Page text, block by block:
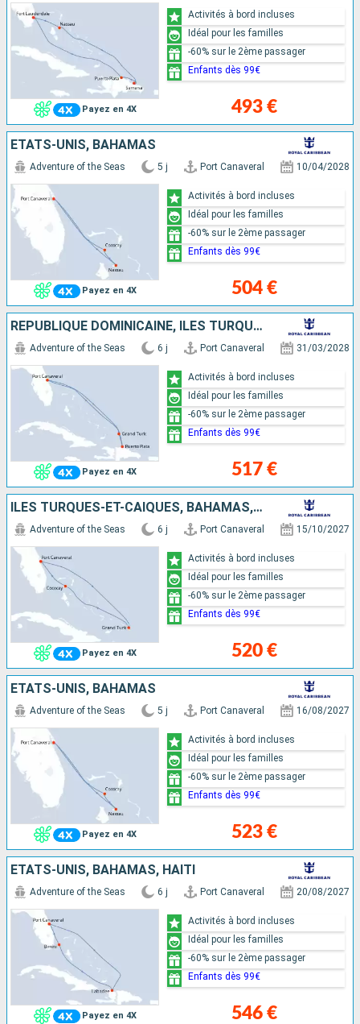
Payez en 4X 493 €
Activités à bord incluses
Idéal pour les familles
-60% sur le 2ème passager
Enfants dès 99€
ÉTATS-UNIS, BAHAMAS
Payez en 4X
Adventure of the Seas 5 j Port Canaveral 10/04/2028
504 €
Activités à bord incluses
Idéal pour les familles
-60% sur le 2ème passager
Enfants dès 99€
RÉPUBLIQUE DOMINICAINE, ÎLES TURQUES-ET-CAÏQUES, ÉTATS-UNIS
Payez en 4X
Adventure of the Seas 6 j Port Canaveral 31/03/2028
517 €
Activités à bord incluses
Idéal pour les familles
-60% sur le 2ème passager
Enfants dès 99€
ÎLES TURQUES-ET-CAÏQUES, BAHAMAS, ÉTATS-UNIS
Payez en 4X
Adventure of the Seas 6 j Port Canaveral 15/10/2027
520 €
Activités à bord incluses
Idéal pour les familles
-60% sur le 2ème passager
Enfants dès 99€
ÉTATS-UNIS, BAHAMAS
Payez en 4X
Adventure of the Seas 5 j Port Canaveral 16/08/2027
523 €
Activités à bord incluses
Idéal pour les familles
-60% sur le 2ème passager
Enfants dès 99€
ÉTATS-UNIS, BAHAMAS, HAÏTI
Payez en 4X
Adventure of the Seas 6 j Port Canaveral 20/08/2027
546 €
Activités à bord incluses
Idéal pour les familles
-60% sur le 2ème passager
Enfants dès 99€